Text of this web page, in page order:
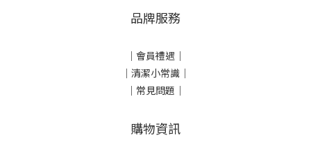
品牌服務
｜會員禮遇｜
｜清潔小常識｜
｜常見問題｜
購物資訊